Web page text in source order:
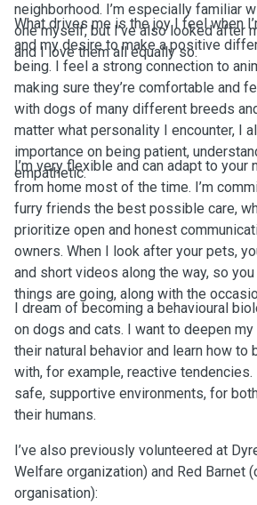
neighborhood. I’m especially familiar
one myself, but I’ve also looked after
and I love them all equally so.
What drives me is the joy I feel when
and my desire to make a positive
being. I feel a strong connection to
making sure they’re comfortable and
with dogs of many different breeds
matter what personality I encounter, I
importance on being patient,
empathetic.
I’m very flexible and can adapt to your
from home most of the time. I’m
furry friends the best possible care,
prioritize open and honest
owners. When I look after your pets,
and short videos along the way, so
things are going, along with the
I dream of becoming a behavioural
on dogs and cats. I want to deepen
their natural behavior and learn how to
with, for example, reactive tendencies.
safe, supportive environments, for
their humans.
I’ve also previously volunteered at
Welfare organization) and Red Barnet
organisation):